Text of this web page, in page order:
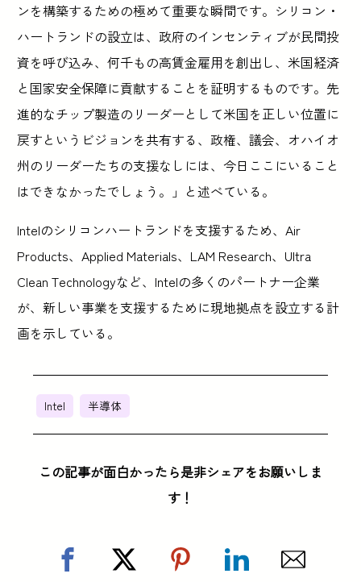
ンを構築するための極めて重要な瞬間です。シリコン・
ハートランドの設立は、政府のインセンティブが民間投
資を呼び込み、何千もの高賃金雇用を創出し、米国経済
と国家安全保障に貢献することを証明するものです。先
進的なチップ製造のリーダーとして米国を正しい位置に
戻すというビジョンを共有する、政権、議会、オハイオ
州のリーダーたちの支援なしには、今日ここにいること
はできなかったでしょう。」と述べている。
Intelのシリコンハートランドを支援するため、Air
Products、Applied Materials、LAM Research、Ultra
Clean Technologyなど、Intelの多くのパートナー企業
が、新しい事業を支援するために現地拠点を設立する計
画を示している。
Intel 半導体
この記事が面白かったら是非シェアをお願いしま
す！